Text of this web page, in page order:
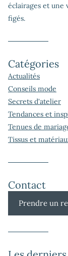
éclairages et une
figés.
Catégories
Actualités
Conseils mode
Secrets d'atelier
Tendances et
Tenues de
Tissus et
Contact
Prendre un